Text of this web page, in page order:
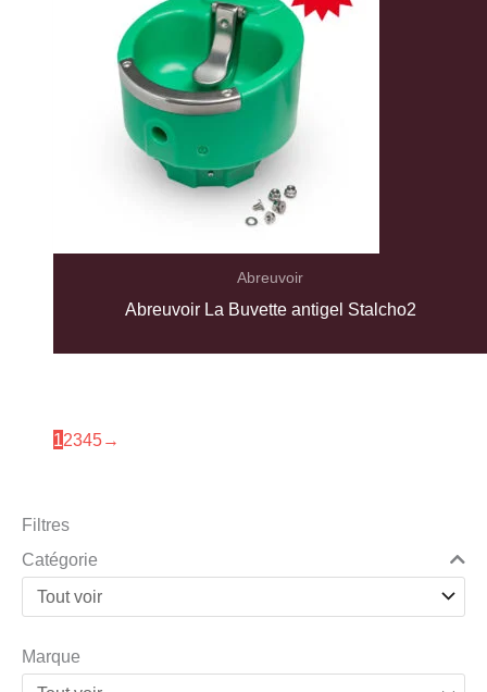
Filtres
Catégorie
Marque
Abreuvoir
Abreuvoir La Buvette antigel Stalcho2
1 2345→